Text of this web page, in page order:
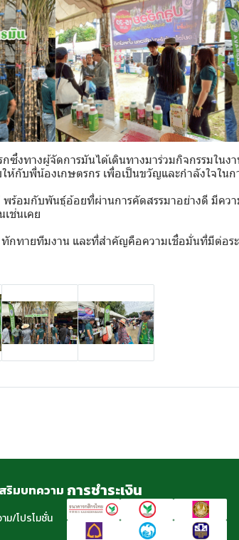
ซึ่งทางผู้จัดการมันได้เดินทางมาร่วมกิจกรรมใน
บพี่น้องเกษตรกร เพื่อเป็นขวัญและกำลังใจในก
ร้อมกับพันธุ์อ้อยที่ผ่านการคัดสรรมาอย่างดี มีค
ช่นเคย
ทายทีมงาน และที่สำคัญคือความเชื่อมั่นที่มีต่อร
ริมบทความ
ม/โปรโมชั่น
การชำระเงิน